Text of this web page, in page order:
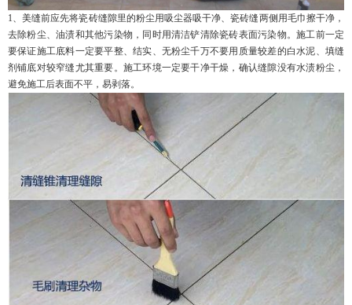
1、美缝前应先将瓷砖缝隙里的粉尘用吸尘器吸干净、瓷砖缝两侧用毛巾擦干净，
去除粉尘、油渍和其他污染物，同时用清洁铲清除瓷砖表面污染物。施工前一定
要保证施工底料一定要平整、结实、无粉尘千万不要用质量较差的白水泥、填缝
剂铺底对较窄缝尤其重要。施工环境一定要干净干燥，确认缝隙没有水渍粉尘，
避免施工后表面不平，易剥落。